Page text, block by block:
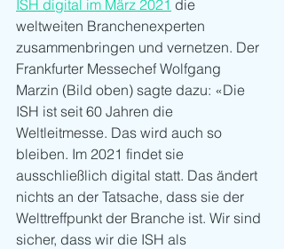
ISH digital im März 2021 die
weltweiten Branchenexperten
zusammenbringen und vernetzen. Der
Frankfurter Messechef Wolfgang
Marzin (Bild oben) sagte dazu: «Die
ISH ist seit 60 Jahren die
Weltleitmesse. Das wird auch so
bleiben. Im 2021 findet sie
ausschließlich digital statt. Das ändert
nichts an der Tatsache, dass sie der
Welttreffpunkt der Branche ist. Wir sind
sicher, dass wir die ISH als